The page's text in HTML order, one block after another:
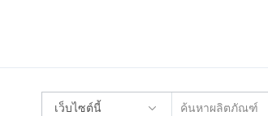
เว็บไซต์นี้